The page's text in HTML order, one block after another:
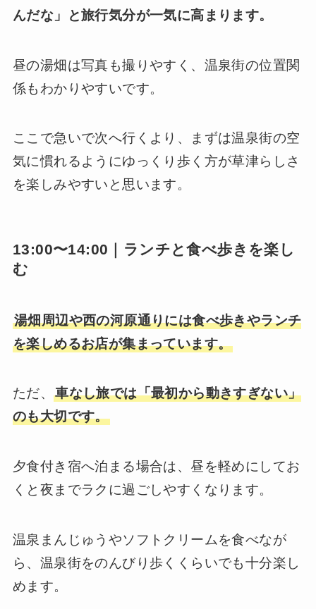
んだな」と旅行気分が一気に高まります。
昼の湯畑は写真も撮りやすく、温泉街の位置関
係もわかりやすいです。
ここで急いで次へ行くより、まずは温泉街の空
気に慣れるようにゆっくり歩く方が草津らしさ
を楽しみやすいと思います。
13:00〜14:00｜ランチと食べ歩きを楽し
む
湯畑周辺や西の河原通りには食べ歩きやランチ
を楽しめるお店が集まっています。
ただ、車なし旅では「最初から動きすぎない」
のも大切です。
夕食付き宿へ泊まる場合は、昼を軽めにしてお
くと夜までラクに過ごしやすくなります。
温泉まんじゅうやソフトクリームを食べなが
ら、温泉街をのんびり歩くくらいでも十分楽し
めます。